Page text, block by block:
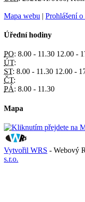
Mapa webu | Prohlášení
Úřední hodiny
PO: 8.00 - 11.30 12.00 -
ÚT:
ST: 8.00 - 11.30 12.00 -
ČT:
PÁ: 8.00 - 11.30
Mapa
Vytvořil WRS - Webový
s.r.o.